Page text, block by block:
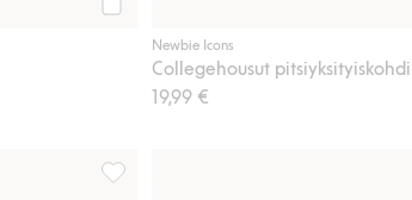
Newbie Icons
Collegehousut
19,99 €